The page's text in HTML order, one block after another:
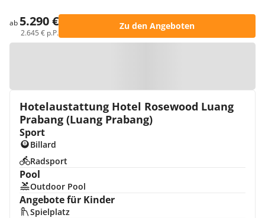
ab 5.290 €
2.645 € p.P.
Zu den Angeboten
Hotelaustattung Hotel Rosewood Luang
Prabang (Luang Prabang)
Sport
Billard
Radsport
Pool
Outdoor Pool
Angebote für Kinder
Spielplatz